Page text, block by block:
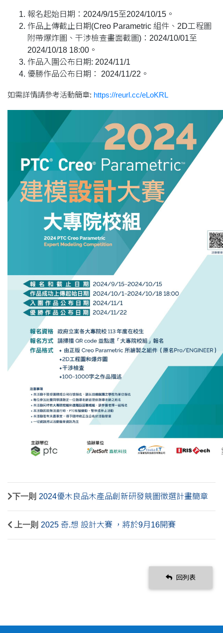
報名起始日期：2024/9/15至2024/10/15。
作品上傳截止日期(Creo Parametric 組件、2D工程圖
附帶爆炸圖、干涉檢查畫面截圖)：2024/10/01至
2024/10/18 18:00。
作品入圍公布日期: 2024/11/1
優勝作品公布日期： 2024/11/22。
如需詳情請參考活動簡章: https://reurl.cc/eLoKRL
下一則 2024優木良品木產品創新研發競圖徵選計畫簡章
上一則 2025 奇.想 設計大賽 ，將於9月16開賽
回列表